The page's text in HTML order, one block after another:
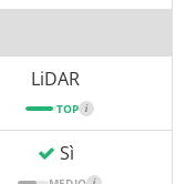
LiDAR
TOP i
Sì